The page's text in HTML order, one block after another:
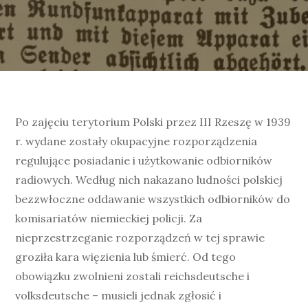
Po zajęciu terytorium Polski przez III Rzeszę w 1939
r. wydane zostały okupacyjne rozporządzenia
regulujące posiadanie i użytkowanie odbiorników
radiowych. Według nich nakazano ludności polskiej
bezzwłoczne oddawanie wszystkich odbiorników do
komisariatów niemieckiej policji. Za
nieprzestrzeganie rozporządzeń w tej sprawie
groziła kara więzienia lub śmierć. Od tego
obowiązku zwolnieni zostali reichsdeutsche i
volksdeutsche – musieli jednak zgłosić i